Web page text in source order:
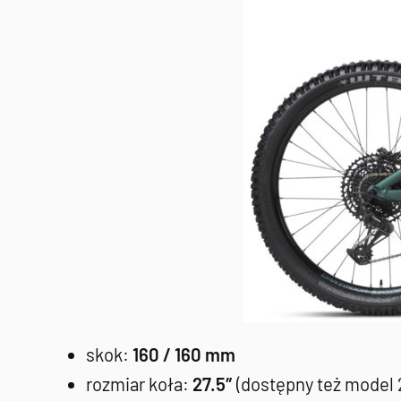
skok: 160 / 160 mm
rozmiar koła: 27.5″ (dostępny też model